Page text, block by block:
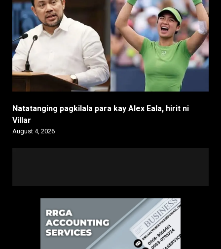
Natatanging pagkilala para kay Alex Eala, hirit ni
Villar
August 4, 2026